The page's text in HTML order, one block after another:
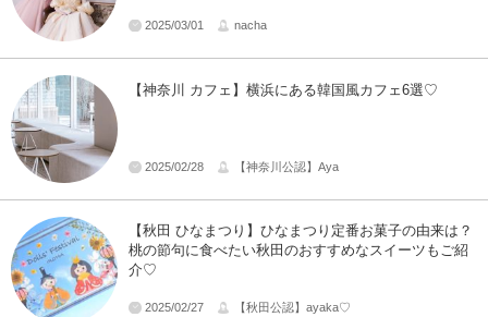
2025/03/01 nacha
【神奈川 カフェ】横浜にある韓国風カフェ6選♡
2025/02/28 【神奈川公認】Aya
【秋田 ひなまつり】ひなまつり定番お菓子の由来は？
桃の節句に食べたい秋田のおすすめなスイーツもご紹
介♡
2025/02/27 【秋田公認】ayaka♡